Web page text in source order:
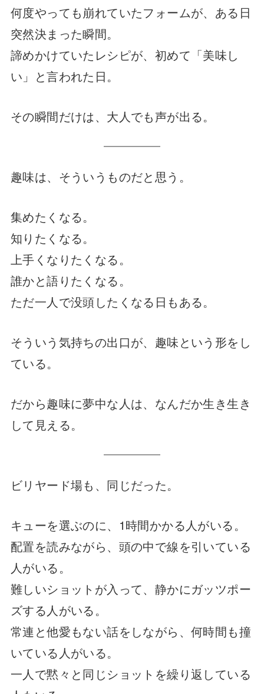
何度やっても崩れていたフォームが、ある日
突然決まった瞬間。
諦めかけていたレシピが、初めて「美味し
い」と言われた日。
その瞬間だけは、大人でも声が出る。
趣味は、そういうものだと思う。
集めたくなる。
知りたくなる。
上手くなりたくなる。
誰かと語りたくなる。
ただ一人で没頭したくなる日もある。
そういう気持ちの出口が、趣味という形をし
ている。
だから趣味に夢中な人は、なんだか生き生き
して見える。
ビリヤード場も、同じだった。
キューを選ぶのに、1時間かかる人がいる。
配置を読みながら、頭の中で線を引いている
人がいる。
難しいショットが入って、静かにガッツポー
ズする人がいる。
常連と他愛もない話をしながら、何時間も撞
いている人がいる。
一人で黙々と同じショットを繰り返している